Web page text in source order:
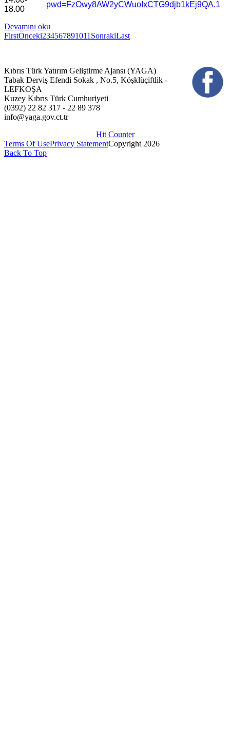
18.00
pwd=FzOwy8AW2yCWuoIxCTG9djb1kEj9QA.1
Devamını oku
FirstÖnceki234567891011 SonrakiLast
Kıbrıs Türk Yatırım Geliştirme Ajansı (YAGA)
Tabak Derviş Efendi Sokak , No.5, Köşklüçiftlik -
LEFKOŞA
Kuzey Kıbrıs Türk Cumhuriyeti
(0392) 22 82 317 - 22 89 378
info@yaga.gov.ct.tr
Hit Counter
Terms Of UsePrivacy StatementCopyright 2026
Back To Top